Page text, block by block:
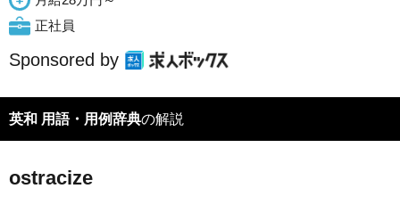
正社員
Sponsored by
英和 用語・用例辞典の解説
ostracize